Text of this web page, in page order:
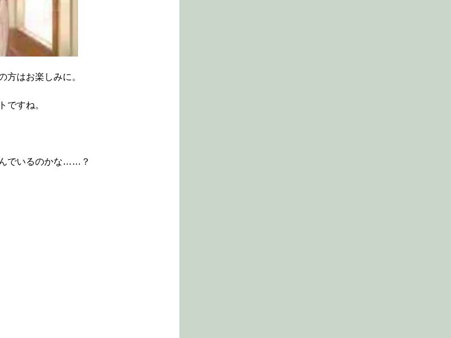
方はお楽しみに。
ですね。
でいるのかな……？